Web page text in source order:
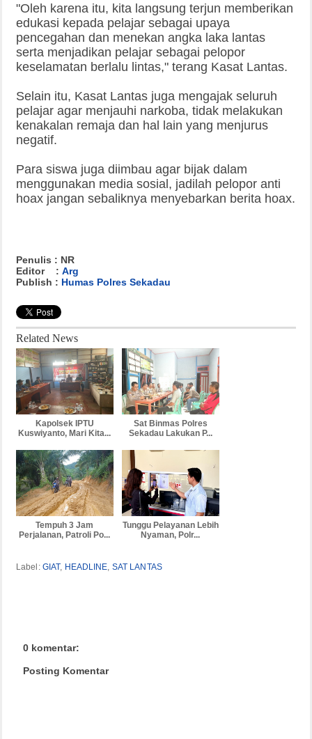
"Oleh karena itu, kita langsung terjun memberikan
edukasi kepada pelajar sebagai upaya
pencegahan dan menekan angka laka lantas
serta menjadikan pelajar sebagai pelopor
keselamatan berlalu lintas," terang Kasat Lantas.
Selain itu, Kasat Lantas juga mengajak seluruh
pelajar agar menjauhi narkoba, tidak melakukan
kenakalan remaja dan hal lain yang menjurus
negatif.
Para siswa juga diimbau agar bijak dalam
menggunakan media sosial, jadilah pelopor anti
hoax jangan sebaliknya menyebarkan berita hoax.
Penulis : NR
Editor : Arg
Publish : Humas Polres Sekadau
Related News
Kapolsek IPTU
Kuswiyanto, Mari Kita...
Sat Binmas Polres
Sekadau Lakukan P...
Tempuh 3 Jam
Perjalanan, Patroli Po...
Tunggu Pelayanan Lebih
Nyaman, Polr...
Label: GIAT, HEADLINE SAT LANTAS
0 komentar:
Posting Komentar